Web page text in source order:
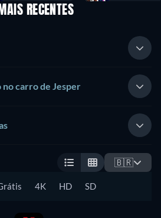
RECENTES
no carro de Jesper
🇧🇷
4K HD SD